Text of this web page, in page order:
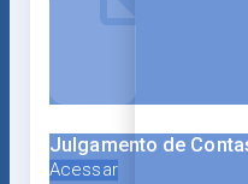
Julgamento de
Acessar